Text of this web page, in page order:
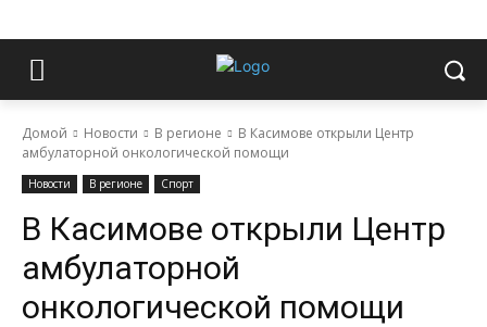
Домой Новости В регионе
В Касимове открыли Центр
амбулаторной онкологической помощи
Новости В регионе Спорт
В Касимове открыли Центр
амбулаторной
онкологической помощи